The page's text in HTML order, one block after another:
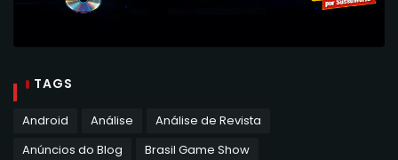
TAGS
Android Análise
Análise de Revista
Anúncios do Blog
Brasil Game Show